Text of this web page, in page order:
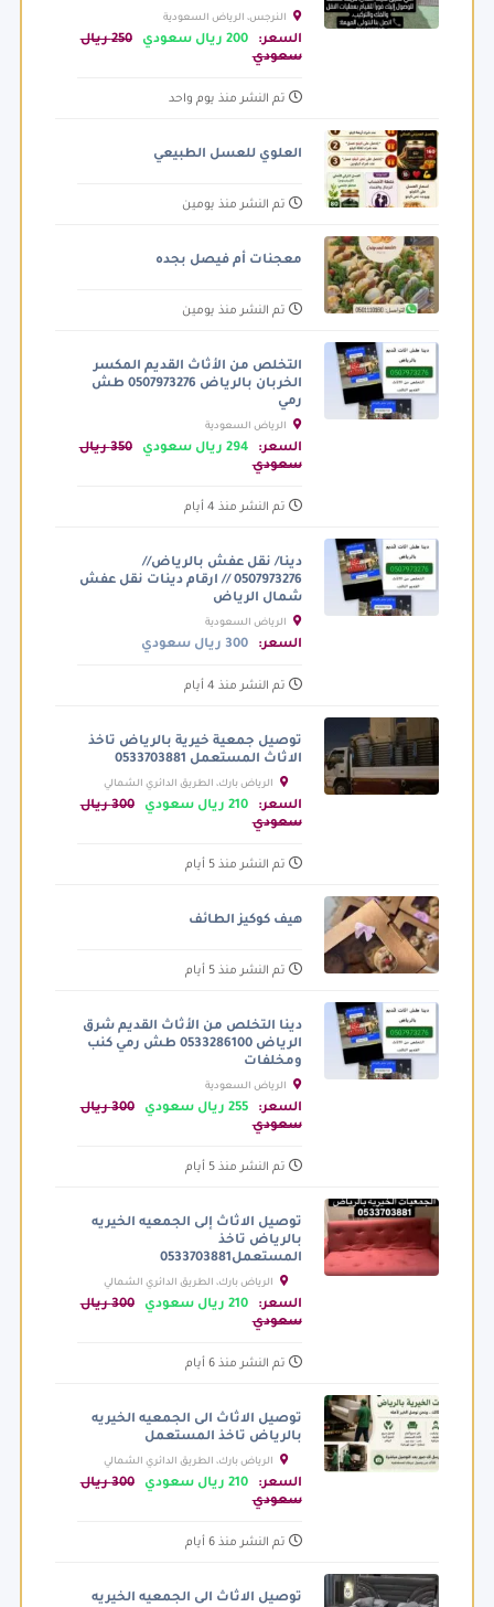
السعر: 200 ريال سعودي
250 ريال
سعودي
تم النشر منذ يوم واحد
العلوي للعسل الطبيعي
تم النشر منذ يومين
معجنات أم فيصل بجده
تم النشر منذ يومين
التخلص من الأثاث القديم المكسر
الخربان بالرياض 0507973276 طش
رمي
السعر: 294 ريال سعودي
350 ريال
سعودي
تم النشر منذ 4 أيام
دينا/ نقل عفش بالرياض//
0507973276 // ارقام دينات نقل عفش
شمال الرياض
السعر: 300 ريال سعودي
تم النشر منذ 4 أيام
توصيل جمعية خيرية بالرياض تاخذ
الاثاث المستعمل 0533703881
الرياض بارك، الطريق الدائري الشمالي
الفرعي، الرياض السعودية
السعر: 210 ريال سعودي
300 ريال
سعودي
تم النشر منذ 5 أيام
هيف كوكيز الطائف
تم النشر منذ 5 أيام
دينا التخلص من الأثاث القديم شرق
الرياض 0533286100 طش رمي كنب
ومخلفات
السعر: 255 ريال سعودي
300 ريال
سعودي
تم النشر منذ 5 أيام
توصيل الاثاث إلى الجمعيه الخيريه
بالرياض تاخذ
المستعمل0533703881
الرياض بارك، الطريق الدائري الشمالي
الفرعي، الرياض السعودية
السعر: 210 ريال سعودي
300 ريال
سعودي
تم النشر منذ 6 أيام
توصيل الاثاث الى الجمعيه الخيريه
بالرياض تاخذ المستعمل
الرياض بارك، الطريق الدائري الشمالي
الفرعي، الرياض السعودية
السعر: 210 ريال سعودي
300 ريال
سعودي
تم النشر منذ 6 أيام
توصيل الاثاث الى الجمعيه الخيريه